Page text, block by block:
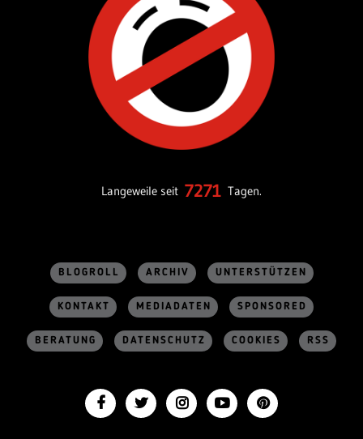
Langeweile seit 7271 Tagen.
BLOGROLL ARCHIV UNTERSTÜTZEN
KONTAKT MEDIADATEN SPONSORED
BERATUNG DATENSCHUTZ COOKIES RSS